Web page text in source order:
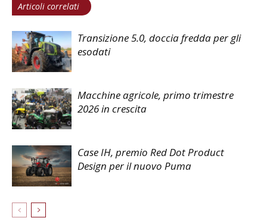
Articoli correlati
Transizione 5.0, doccia fredda per gli
esodati
Macchine agricole, primo trimestre
2026 in crescita
Case IH, premio Red Dot Product
Design per il nuovo Puma